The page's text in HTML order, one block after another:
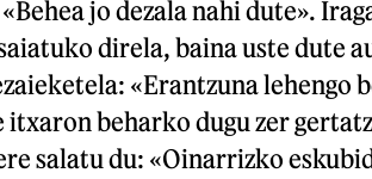
jo dezala nahi dute».
direla, baina uste dute
«Erantzuna lehengo
itxaron beharko dugu zer
salatu du: «Oinarrizko